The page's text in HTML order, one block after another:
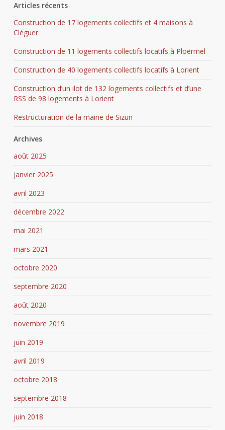
Articles récents
Construction de 17 logements collectifs et 4 maisons à
Cléguer
Construction de 11 logements collectifs locatifs à Ploërmel
Construction de 40 logements collectifs locatifs à Lorient
Construction d’un ilot de 132 logements collectifs et d’une
RSS de 98 logements à Lorient
Restructuration de la mairie de Sizun
Archives
août 2025
janvier 2025
avril 2023
décembre 2022
mai 2021
mars 2021
octobre 2020
septembre 2020
août 2020
novembre 2019
juin 2019
avril 2019
octobre 2018
septembre 2018
juin 2018